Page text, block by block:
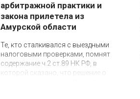
арбитражной практики и
закона прилетела из
Амурской области
Те, кто сталкивался с выездными
налоговыми проверками, помнят
содержание ч.2 ст.89 НК РФ, в
которой сказано, что решение о